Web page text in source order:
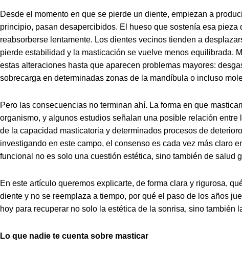
Desde el momento en que se pierde un diente, empiezan a
principio, pasan desapercibidos. El hueso que sostenía esa pieza
reabsorberse lentamente. Los dientes vecinos tienden a
pierde estabilidad y la masticación se vuelve menos equilibrada.
estas alteraciones hasta que aparecen problemas mayores:
sobrecarga en determinadas zonas de la mandíbula o incluso
Pero las consecuencias no terminan ahí. La forma en que
organismo, y algunos estudios señalan una posible relación
de la capacidad masticatoria y determinados procesos de
investigando en este campo, el consenso es cada vez más claro
funcional no es solo una cuestión estética, sino también de salud
En este artículo queremos explicarte, de forma clara y rigurosa,
diente y no se reemplaza a tiempo, por qué el paso de los años
hoy para recuperar no solo la estética de la sonrisa, sino también
Lo que nadie te cuenta sobre masticar